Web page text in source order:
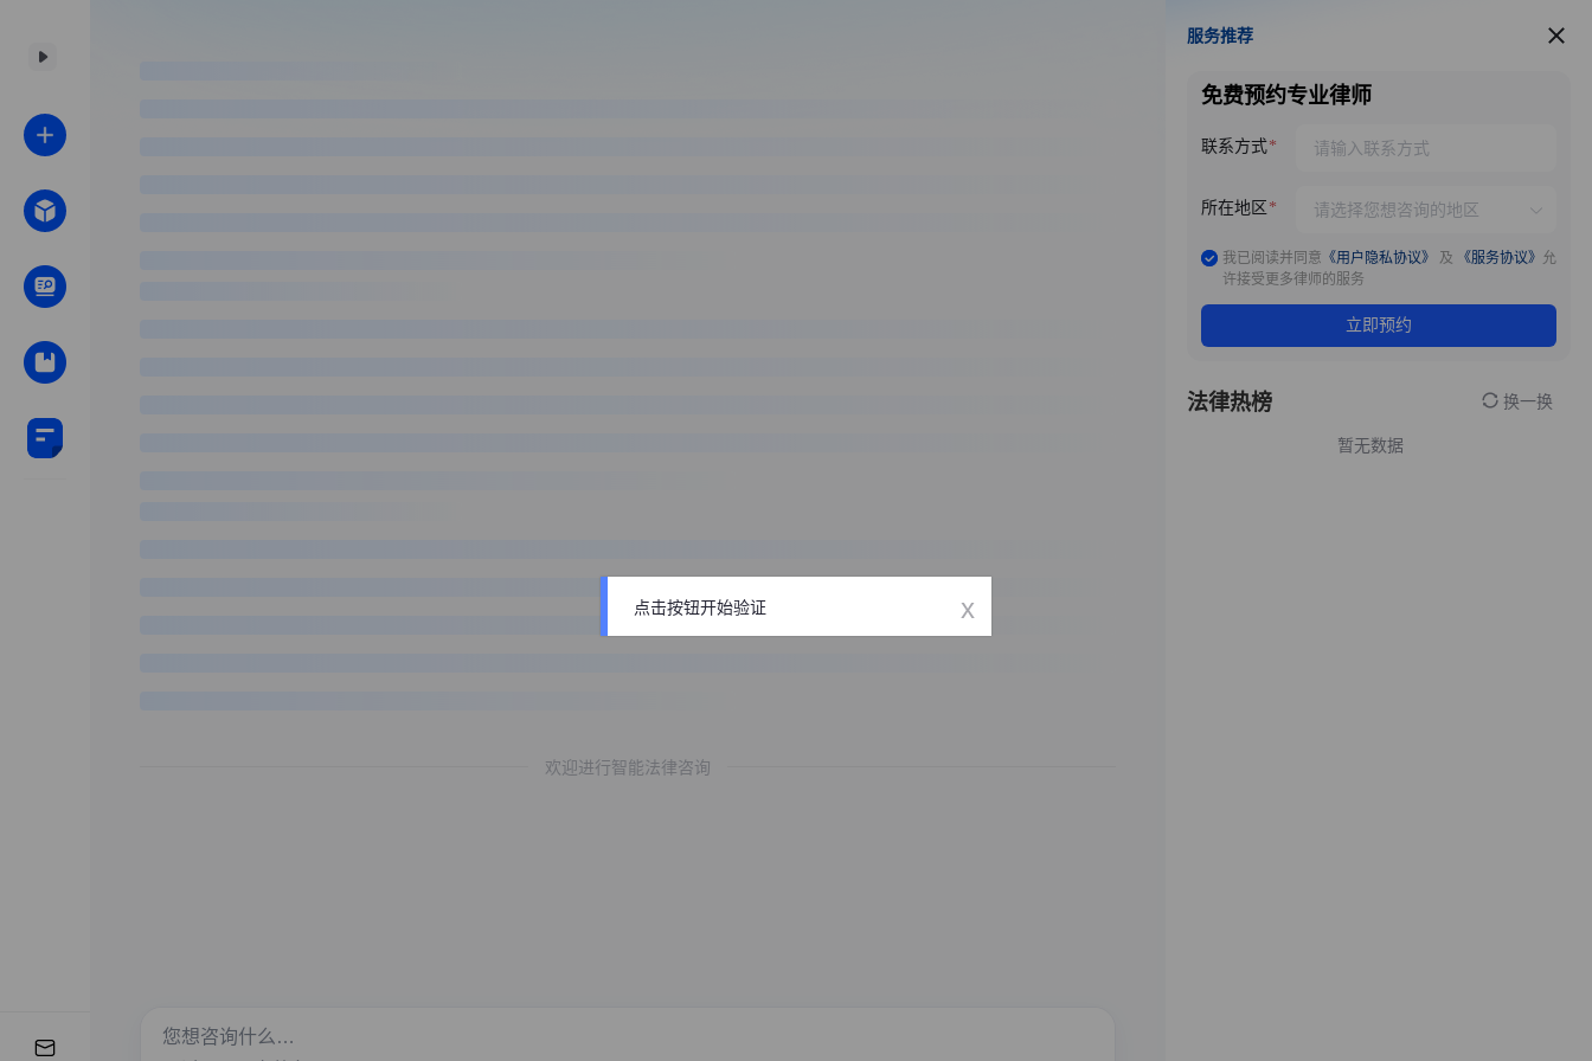
欢迎进行智能法律咨询
服务推荐
服务推荐
免费预约专业律师
联系方式
所在地区
我已阅读并同意 《用户隐私协议》 及 《服务协议》 允
许接受更多律师的服务
立即预约
法律热榜 换一换
暂无数据
点击按钮开始验证 x